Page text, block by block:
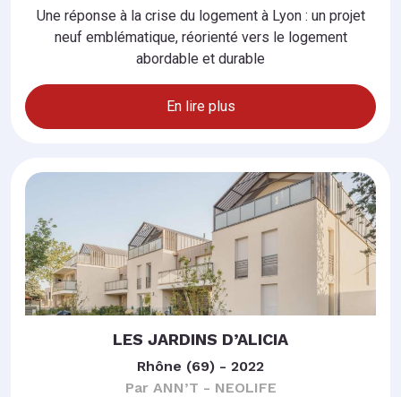
Une réponse à la crise du logement à Lyon : un projet
neuf emblématique, réorienté vers le logement
abordable et durable
En lire plus
LES JARDINS D’ALICIA
Rhône (69) - 2022
Par ANN’T - NEOLIFE